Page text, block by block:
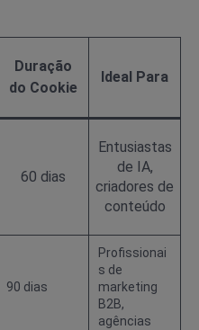
Duração
do Cookie
Ideal Para
60 dias
Entusiastas
de IA,
criadores de
conteúdo
90 dias
Profissionai
s de
marketing
B2B,
agências